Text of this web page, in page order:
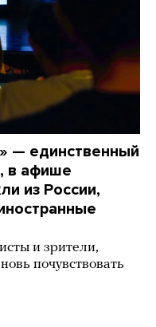
— единственный
в афише
из России,
и зрители,
почувствовать